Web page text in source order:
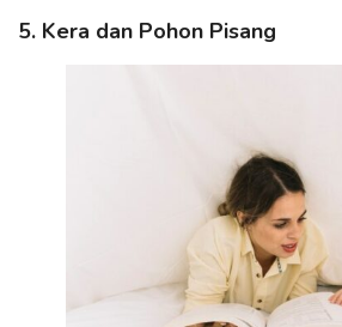
5. Kera dan Pohon Pisang